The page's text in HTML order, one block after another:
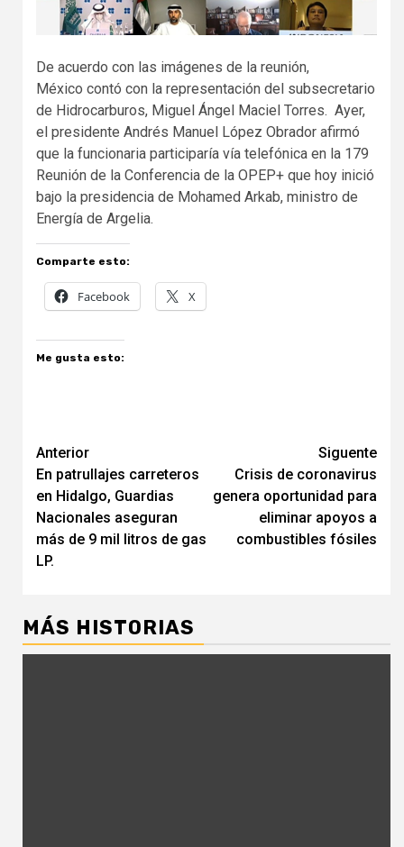
De acuerdo con las imágenes de la reunión,
México contó con la representación del subsecretario
de Hidrocarburos, Miguel Ángel Maciel Torres. Ayer,
el presidente Andrés Manuel López Obrador afirmó
que la funcionaria participaría vía telefónica en la 179
Reunión de la Conferencia de la OPEP+ que hoy inició
bajo la presidencia de Mohamed Arkab, ministro de
Energía de Argelia.
Comparte esto:
Facebook X
Me gusta esto:
Navegación
de
entradas
Anterior
En patrullajes carreteros
en Hidalgo, Guardias
Nacionales aseguran
más de 9 mil litros de gas
LP.
Siguente
Crisis de coronavirus
genera oportunidad para
eliminar apoyos a
combustibles fósiles
MÁS HISTORIAS